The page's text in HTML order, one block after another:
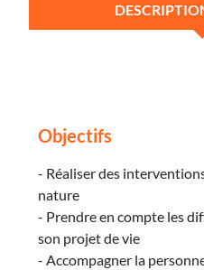
Objectifs
- Réaliser des
nature
- Prendre en compte les
son projet de vie
- Accompagner la